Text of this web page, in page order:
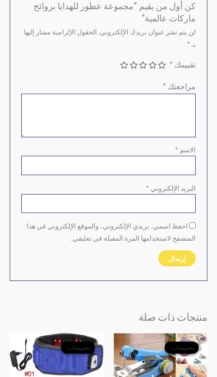
كن أول من يقيم “مجموعة عطور للهدايا بروائح
ماركات عالمية”
لن يتم نشر عنوان بريدك الإلكتروني. الحقول الإلزامية مشار إليها
بـ *
تقييمك *
مراجعتك *
الاسم *
البريد الإلكتروني *
احفظ اسمي، بريدي الإلكتروني، والموقع الإلكتروني في هذا
المتصفح لاستخدامها المرة المقبلة في تعليقي.
منتجات ذات صلة
تخفيضات!
تخفيضات!
السعر
الأصلي
هو:
﷼1,200.
السعر
الحالي
هو:
﷼900.
تخفيضات!
تخفيضات!
السعر
الأصلي
هو:
السعر
الحالي
هو: